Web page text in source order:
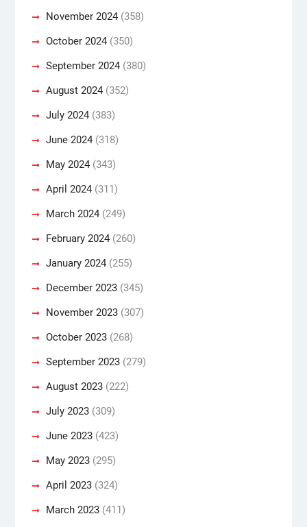
November 2024(358)
October 2024(350)
September 2024(380)
August 2024(352)
July 2024(383)
June 2024(318)
May 2024(343)
April 2024(311)
March 2024(249)
February 2024(260)
January 2024(255)
December 2023(345)
November 2023(307)
October 2023(268)
September 2023(279)
August 2023(222)
July 2023(309)
June 2023(423)
May 2023(295)
April 2023(324)
March 2023(411)